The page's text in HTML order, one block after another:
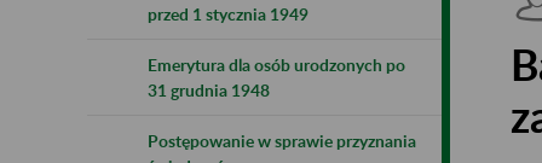
przed 1 stycznia 1949
Emerytura dla osób urodzonych po
31 grudnia 1948
Postępowanie w sprawie przyznania